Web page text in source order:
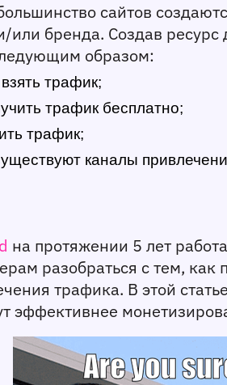
сайтов
или бренда. Создав
образом:
трафик;
трафик бесплатно;
трафик;
каналы
на протяжении 5 лет
разобраться с тем,
трафика. В этой
эффективнее